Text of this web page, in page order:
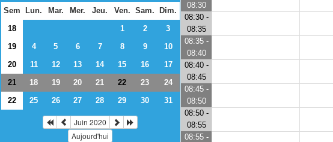
Sem Lun. Mar. Mer. Jeu. Ven. Sam.
Dim.
18
1 2
3
19
4 5 6 7 8 9
10
20
11 12 13 14 15 16
17
21
18 19 20 21 22 23
24
22
25 26 27 28 29 30 31
Juin 2020
Aujourd'hui
08:30
08:30 -
08:35
08:35 -
08:40
08:40 -
08:45
08:45 -
08:50
08:50 -
08:55
08:55 -